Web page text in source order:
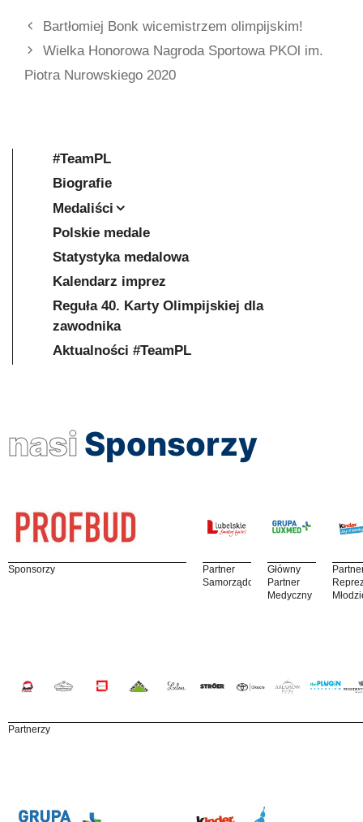
Bartłomiej Bonk wicemistrzem olimpijskim!
Wielka Honorowa Nagroda Sportowa PKOl im.
Piotra Nurowskiego 2020
#TeamPL
Biografie
Medaliści
Polskie medale
Statystyka medalowa
Kalendarz imprez
Reguła 40. Karty Olimpijskiej dla
zawodnika
Aktualności #TeamPL
nasi Sponsorzy
Sponsorzy
Partner
Samorządowy
Główny
Partner
Medyczny
Partnerzy